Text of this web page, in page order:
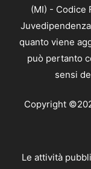
(MI) - Codice
quanto viene
può pertanto
sensi
Copyright
Le attività